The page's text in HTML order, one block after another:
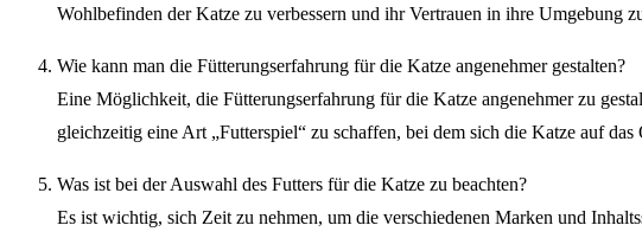
Wohlbefinden der Katze zu verbessern und ihr Vertrauen in ihre Umgebung
Wie kann man die Fütterungserfahrung für die Katze angenehmer gestalten?
Eine Möglichkeit, die Fütterungserfahrung für die Katze angenehmer zu
gleichzeitig eine Art „Futterspiel“ zu schaffen, bei dem sich die Katze auf
Was ist bei der Auswahl des Futters für die Katze zu beachten?
Es ist wichtig, sich Zeit zu nehmen, um die verschiedenen Marken und